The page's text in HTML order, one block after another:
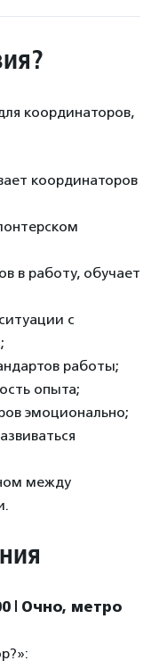
координаторов,
координаторов
в работу, обучает
с
работы;
опыта;
эмоционально;
между
| Очно, метро